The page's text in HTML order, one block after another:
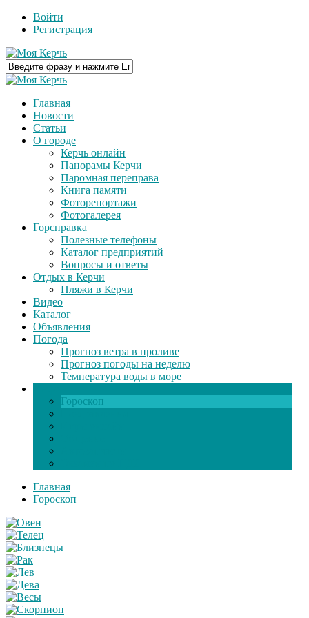
Войти
Регистрация
Главная
Новости
Статьи
О городе
Керчь онлайн
Панорамы Керчи
Паромная переправа
Книга памяти
Фоторепортажи
Фотогалерея
Горсправка
Полезные телефоны
Каталог предприятий
Вопросы и ответы
Отдых в Керчи
Пляжи в Керчи
Видео
Каталог
Объявления
Погода
Прогноз ветра в проливе
Прогноз погоды на неделю
Температура воды в море
Гороскоп
Главная
Гороскоп